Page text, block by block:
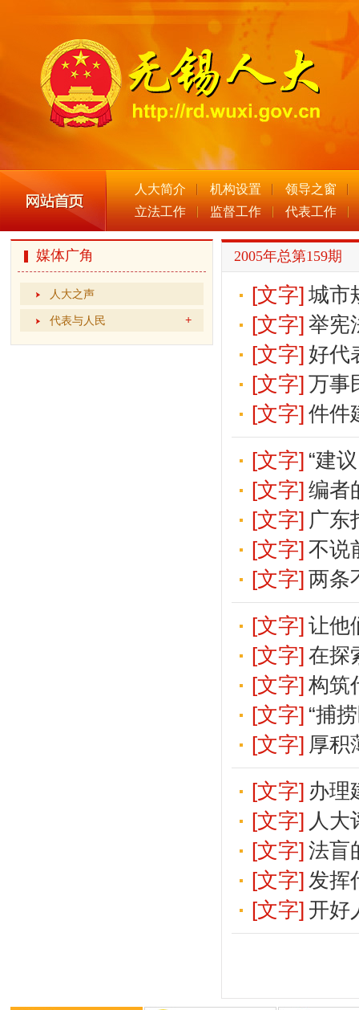
人大简介 机构设置
领导之窗
立法工作
监督工作 代表工作
媒体广角
人大之声
代表与人民
2005年总第159期
[文字] 城市
[文字] 举宪
[文字] 好代
[文字] 万事
[文字] 件件
[文字] “建
[文字] 编者
[文字] 广东
[文字] 不说
[文字] 两条
[文字] 让他
[文字] 在探
[文字] 构筑
[文字] “捕
[文字] 厚积
[文字] 办理
[文字] 人大
[文字] 法盲
[文字] 发挥
[文字] 开好